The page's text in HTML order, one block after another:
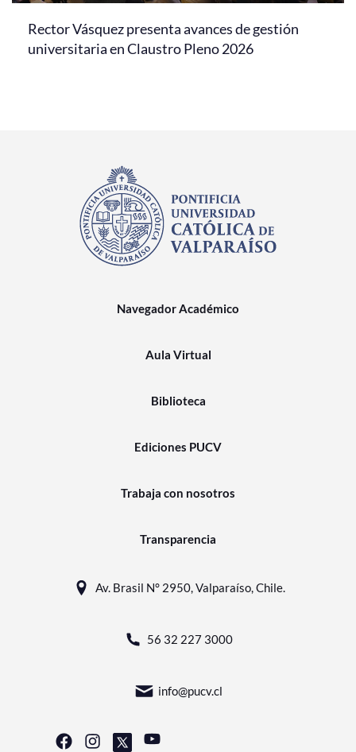
Rector Vásquez presenta avances de gestión
universitaria en Claustro Pleno 2026
Navegador Académico
Aula Virtual
Biblioteca
Ediciones PUCV
Trabaja con nosotros
Transparencia
Av. Brasil N° 2950, Valparaíso, Chile.
56 32 227 3000
info@pucv.cl